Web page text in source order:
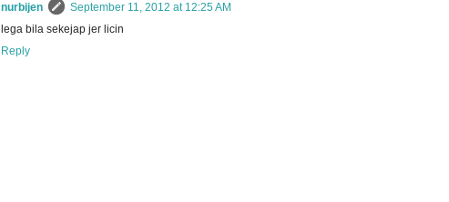
nurbijen
September 11, 2012 at 12:25 AM
lega bila sekejap jer licin
Reply